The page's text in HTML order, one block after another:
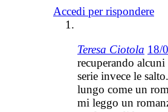
Accedi per rispondere
Teresa Ciotola 18/
recuperando
serie invece le
lungo come un
mi leggo un